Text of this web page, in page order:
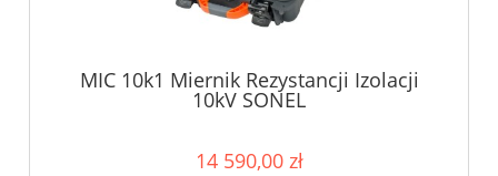
MIC 10k1 Miernik Rezystancji Izolacji
10kV SONEL
14 590,00 zł